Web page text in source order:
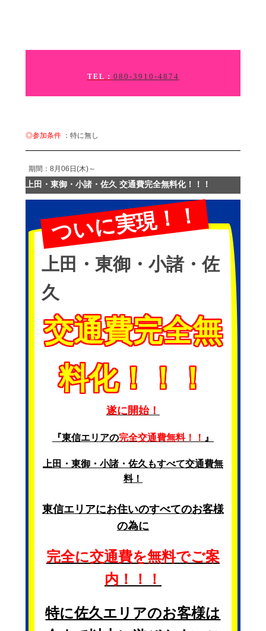
TEL： 080-3910-4874
◎参加条件 ：特に無し
期間：8月06日(木)～
上田・東御・小諸・佐久 交通費完全無料化！！！
ついに実現！！
上田・東御・小諸・佐
久
交通費完全無
料化！！！
遂に開始！
『東信エリアの完全交通費無料！！ 』
上田・東御・小諸・佐久もすべて交通費無
料！
東信エリアにお住いのすべてのお客様
の為に
完全に交通費を無料でご案
内！！！
特に佐久エリアのお客様は